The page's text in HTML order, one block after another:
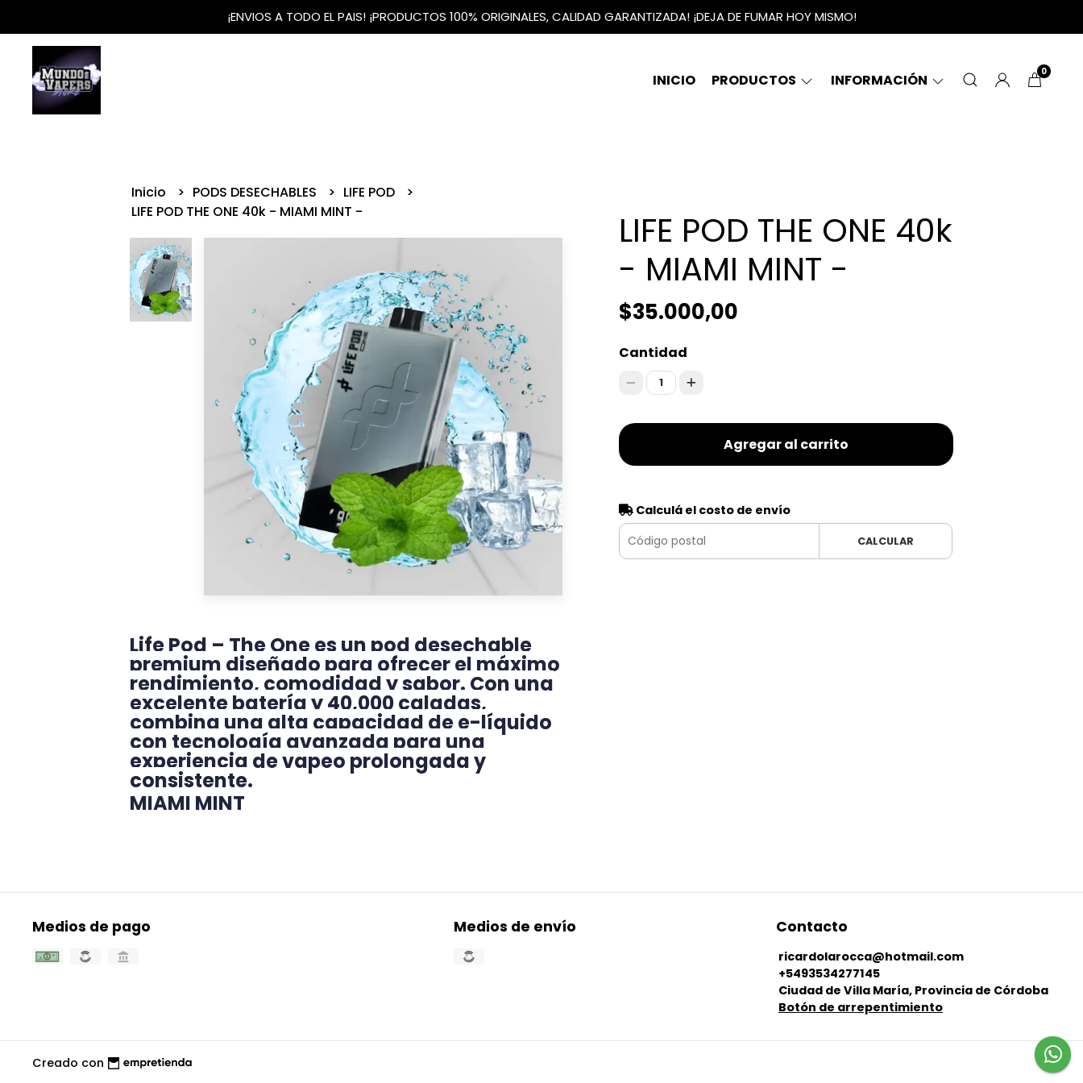
¡ENVIOS A TODO EL PAIS! ¡PRODUCTOS 100% ORIGINALES, CALIDAD GARANTIZADA! ¡DEJA DE FUMAR HOY MISMO!
INICIO PRODUCTOS INFORMACIÓN 0
Inicio PODS DESECHABLES
LIFE POD
LIFE POD THE ONE 40k - MIAMI MINT -
Life Pod – The One es un pod desechable
premium diseñado para ofrecer el máximo
rendimiento, comodidad y sabor. Con una
excelente batería y 40,000 caladas,
combina una alta capacidad de e-líquido
con tecnología avanzada para una
experiencia de vapeo prolongada y
consistente.
MIAMI MINT
LIFE POD THE ONE 40k
- MIAMI MINT -
$35.000,00
Cantidad
1
Agregar al carrito
Calculá el costo de envío
CALCULAR
Medios de pago Medios de envío Contacto
ricardolarocca@hotmail.com
+5493534277145
Ciudad de Villa María, Provincia de Córdoba
Botón de arrepentimiento
Creado con